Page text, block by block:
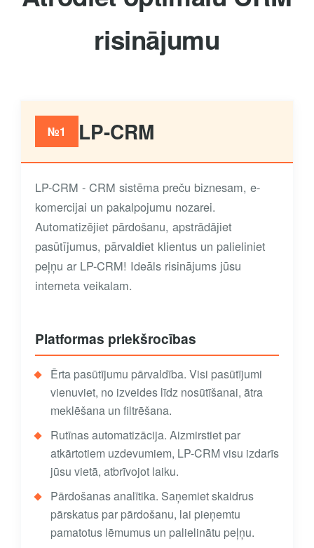
risinājumu
№1 LP-CRM
LP-CRM - CRM sistēma preču biznesam, e-
komercijai un pakalpojumu nozarei.
Automatizējiet pārdošanu, apstrādājiet
pasūtījumus, pārvaldiet klientus un palieliniet
peļņu ar LP-CRM! Ideāls risinājums jūsu
interneta veikalam.
Platformas priekšrocības
Ērta pasūtījumu pārvaldība. Visi pasūtījumi
vienuviet, no izveides līdz nosūtīšanai, ātra
meklēšana un filtrēšana.
Rutīnas automatizācija. Aizmirstiet par
atkārtotiem uzdevumiem, LP-CRM visu izdarīs
jūsu vietā, atbrīvojot laiku.
Pārdošanas analītika. Saņemiet skaidrus
pārskatus par pārdošanu, lai pieņemtu
pamatotus lēmumus un palielinātu peļņu.